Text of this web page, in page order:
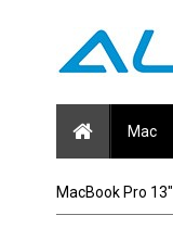
Mac
MacBook Pro 13"